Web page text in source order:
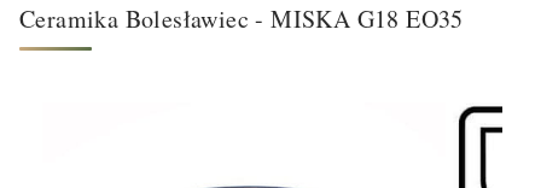
Ceramika Bolesławiec - MISKA G18 EO35